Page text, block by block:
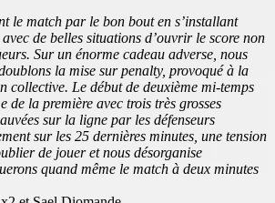
le match par le bon bout en s’installant
de belles situations d’ouvrir le score non
Sur un énorme cadeau adverse, nous
la mise sur penalty, provoqué à la
collective. Le début de deuxième mi-temps
de la première avec trois très grosses
sur la ligne par les défenseurs
sur les 25 dernières minutes, une tension
de jouer et nous désorganise
quand même le match à deux minutes